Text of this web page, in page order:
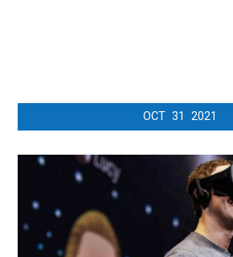
OCT 31 2021